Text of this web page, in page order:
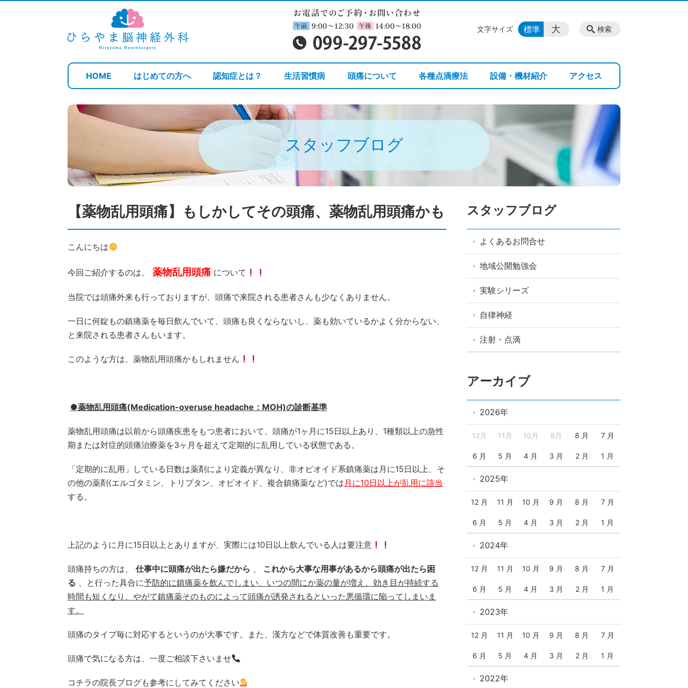
HOME はじめての方へ 認知症とは？ 生活習慣病 頭痛について 各種点滴療法 設備・機材紹介 アクセス
検索
文字サイズ 標準 大
スタッフブログ
【薬物乱用頭痛】もしかしてその頭痛、薬物乱用頭痛かも
こんにちは
今回ご紹介するのは、 薬物乱用頭痛 について
当院では頭痛外来も行っておりますが、頭痛で来院される患者さんも少なくありません。
一日に何錠もの鎮痛薬を毎日飲んでいて、頭痛も良くならないし、薬も効いているかよく分からない、
と来院される患者さんもいます。
このような方は、薬物乱用頭痛かもしれません
●薬物乱用頭痛(Medication-overuse headache：MOH)の診断基準
薬物乱用頭痛は以前から頭痛疾患をもつ患者において、頭痛が1ヶ月に15日以上あり、1種類以上の急性
期または対症的頭痛治療薬を3ヶ月を超えて定期的に乱用している状態である。
「定期的に乱用」している日数は薬剤により定義が異なり、非オピオイド系鎮痛薬は月に15日以上、そ
の他の薬剤(エルゴタミン、トリプタン、オピオイド、複合鎮痛薬など)では月に10日以上が乱用に該当
する。
上記のように月に15日以上とありますが、実際には10日以上飲んでいる人は要注意
頭痛持ちの方は、 仕事中に頭痛が出たら嫌だから 、
これから大事な用事があるから頭痛が出たら困
る 、と行った具合に予防的に鎮痛薬を飲んでしまい、いつの間にか薬の量が増え、効き目が持続する
時間も短くなり、やがて鎮痛薬そのものによって頭痛が誘発されるといった悪循環に陥ってしまいま
す。
頭痛のタイプ毎に対応するというのが大事です。また、漢方などで体質改善も重要です。
頭痛で気になる方は、一度ご相談下さいませ
コチラの院長ブログも参考にしてみてください
スタッフブログ
よくあるお問合せ
地域公開勉強会
実験シリーズ
自律神経
注射・点滴
アーカイブ
2026年
12月 11月 10月 9月 8 月 7 月
6 月 5 月 4 月 3 月 2 月 1 月
2025年
12 月 11 月 10 月 9 月 8 月 7 月
6 月 5 月 4 月 3 月 2 月 1 月
2024年
12 月 11 月 10 月 9 月 8 月 7 月
6 月 5 月 4 月 3 月 2 月 1 月
2023年
12 月 11 月 10 月 9 月 8 月 7 月
6 月 5 月 4 月 3 月 2 月 1 月
2022年